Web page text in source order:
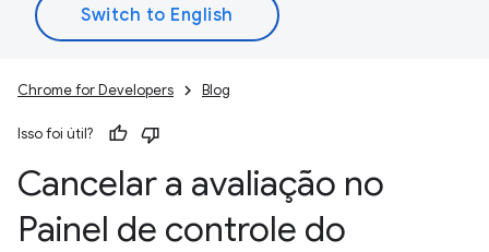
Chrome for Developers Blog
Isso foi útil?
Cancelar a avaliação no
Painel de controle do